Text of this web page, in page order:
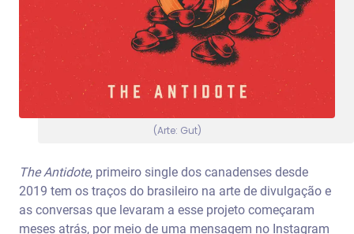
(Arte: Gut)
The Antidote, primeiro single dos canadenses desde
2019 tem os traços do brasileiro na arte de divulgação e
as conversas que levaram a esse projeto começaram
meses atrás, por meio de uma mensagem no Instagram